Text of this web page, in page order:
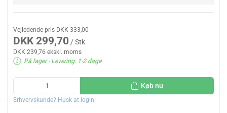
Vejledende pris DKK 333,00
DKK 299,70 / Stk
DKK 239,76 ekskl. moms
På lager- Levering: 1-2 dage
Køb nu
Erhvervskunde? Husk at login!